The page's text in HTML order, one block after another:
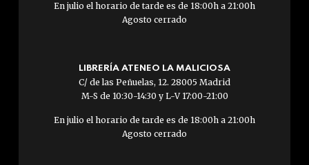
En julio el horario de tarde es de 18:00h a 21:00h
Agosto cerrado
LIBRERÍA ATENEO LA MALICIOSA
C/ de las Peñuelas, 12. 28005 Madrid
M-S de 10:30-14:30 y L-V 17:00-21:00
En julio el horario de tarde es de 18:00h a 21:00h
Agosto cerrado